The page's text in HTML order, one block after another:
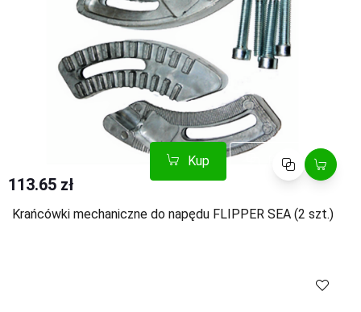
Kup Porównaj
113.65 zł
Krańcówki mechaniczne do napędu FLIPPER SEA (2 szt.)